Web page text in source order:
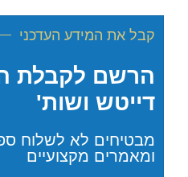
קבל את המידע העדכני
הרשם לקבלת
דייטש ושות'
מבטיחים לא לשלוח
ומאמרים מקצועיים